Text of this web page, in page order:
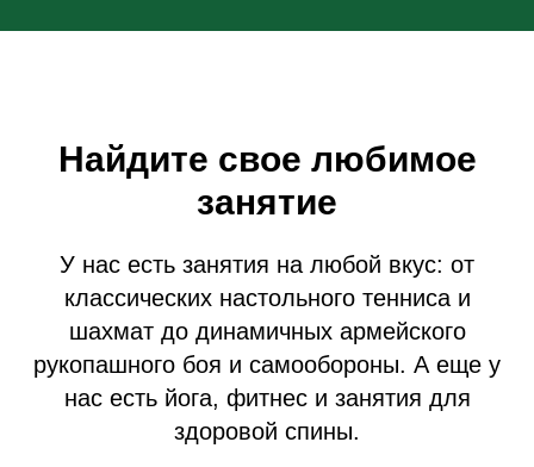
Найдите свое любимое
занятие
У нас есть занятия на любой вкус: от
классических настольного тенниса и
шахмат до динамичных армейского
рукопашного боя и самообороны. А еще у
нас есть йога, фитнес и занятия для
здоровой спины.